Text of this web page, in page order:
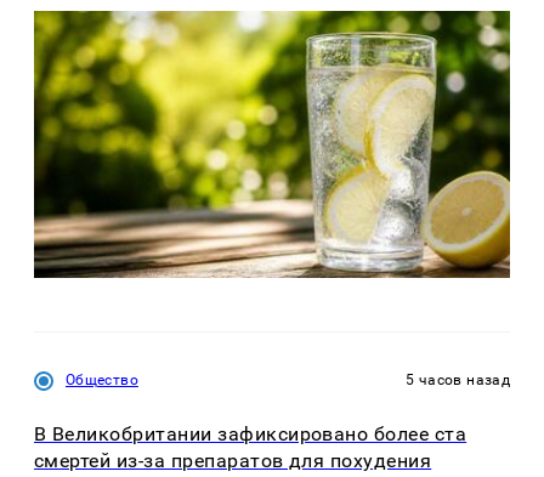
Общество 5 часов назад
В Великобритании зафиксировано более ста
смертей из-за препаратов для похудения